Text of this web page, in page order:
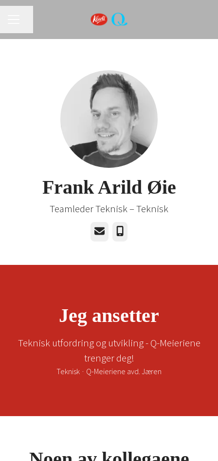
Frank Arild Øie
Teamleder Teknisk – Teknisk
E-post Telefonnummer
Jeg ansetter
Teknisk utfordring og utvikling - Q-Meieriene
trenger deg!
Teknisk · Q-Meieriene avd. Jæren